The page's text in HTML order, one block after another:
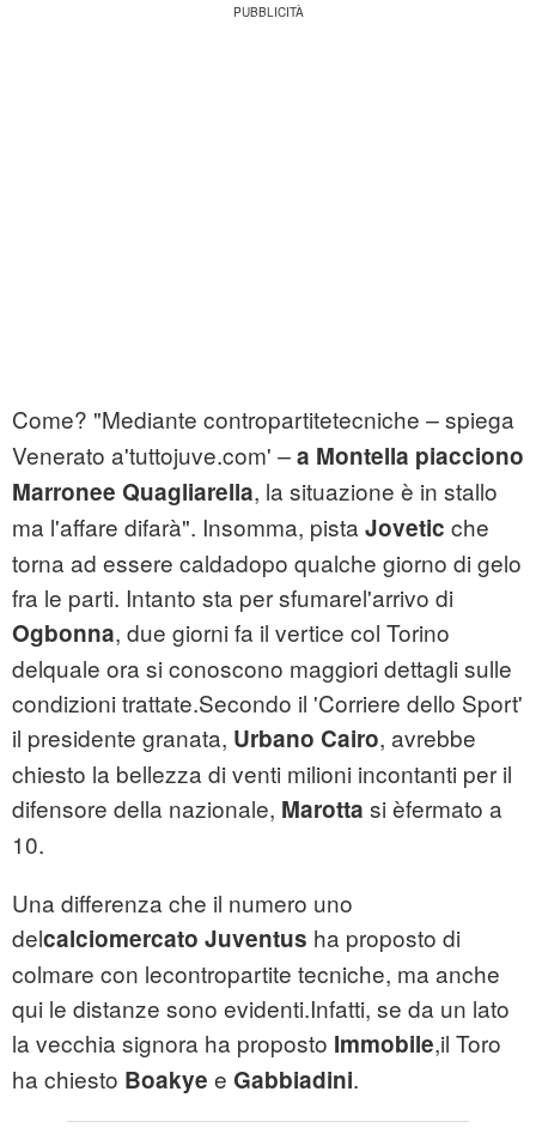
Come? "Mediante contropartitetecniche –spiega
Venerato a'tuttojuve.com' –a Montella piacciono
Marronee Quagliarella, la situazione è in stallo
ma l'affare difarà". Insomma, pista Jovetic che
torna ad essere caldadopo qualche giorno di gelo
fra le parti. Intanto sta per sfumarel'arrivo di
Ogbonna, due giorni fa il vertice col Torino
delquale ora si conoscono maggiori dettagli sulle
condizioni trattate.Secondo il 'Corriere dello Sport'
il presidente granata, Urbano Cairo, avrebbe
chiesto la bellezza di venti milioni incontanti per il
difensore della nazionale, Marotta si èfermato a
10.
Una differenza che il numero uno
delcalciomercato Juventus ha proposto di
colmare con lecontropartite tecniche, ma anche
qui le distanze sono evidenti.Infatti, se da un lato
la vecchia signora ha proposto Immobile,il Toro
ha chiesto Boakye e Gabbiadini.